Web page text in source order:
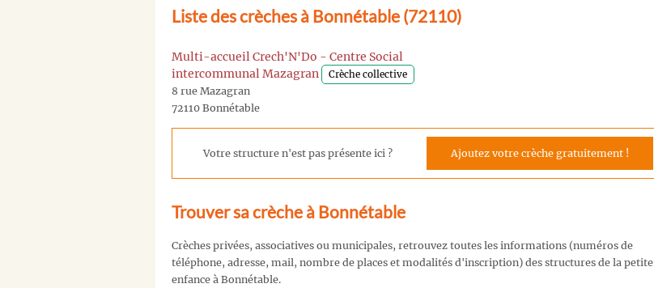
Liste des crèches à Bonnétable (72110)
Multi-accueil Crech'N'Do - Centre Social
intercommunal Mazagran
Crèche collective
8 rue Mazagran
72110 Bonnétable
Votre structure n'est pas présente ici ? Ajoutez votre crèche gratuitement !
Trouver sa crèche à Bonnétable
Crèches privées, associatives ou municipales, retrouvez toutes les informations (numéros de
téléphone, adresse, mail, nombre de places et modalités d'inscription) des structures de la petite
enfance à Bonnétable.